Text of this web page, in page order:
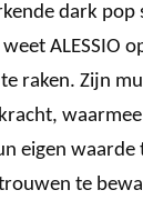
dark pop
ALESSIO
raken. Zijn
eigen waarde
te